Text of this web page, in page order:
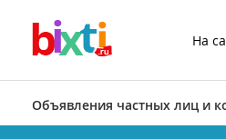
На
Объявления частных лиц и